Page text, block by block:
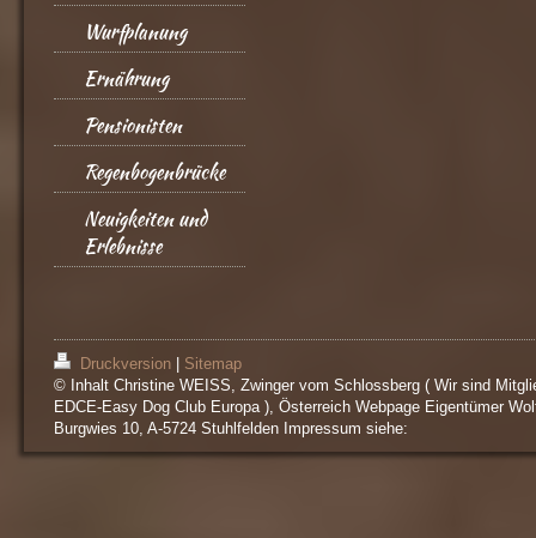
Wurfplanung
Ernährung
Pensionisten
Regenbogenbrücke
Neuigkeiten und
Erlebnisse
Druckversion
Sitemap
© Inhalt Christine WEISS, Zwinger vom Schlossberg ( Wir sind
EDCE-Easy Dog Club Europa ), Österreich Webpage Eigentümer
Burgwies 10, A-5724 Stuhlfelden Impressum siehe: